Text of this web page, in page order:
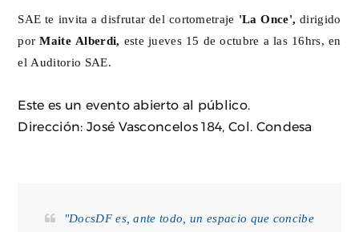
SAE te invita a disfrutar del cortometraje 'La Once',
dirigido
porMaite Alberdi,
este jueves 15 de octubre a las 16hrs, en
el Auditorio SAE.
Este es un evento abierto al público.
Dirección: José Vasconcelos 184, Col. Condesa
"DocsDF es, ante todo, un espacio que concibe